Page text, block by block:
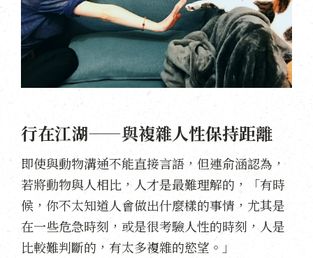
行在江湖——與複雜人性保持距離
即使與動物溝通不能直接言語，但連俞涵認為，
若將動物與人相比，人才是最難理解的，「有時
候，你不太知道人會做出什麼樣的事情，尤其是
在一些危急時刻，或是很考驗人性的時刻，人是
比較難判斷的，有太多複雜的慾望。」